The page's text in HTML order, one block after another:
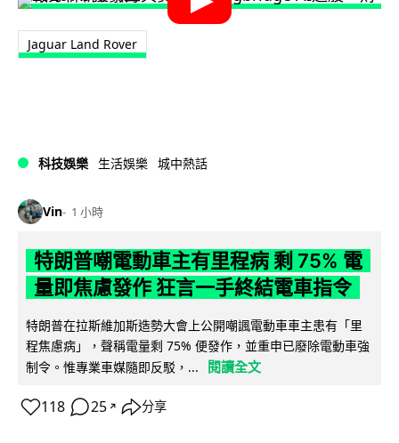
Jaguar Land Rover
科技娛樂 生活娛樂 城中熱話
Vin 1 小時
特朗普嘲電動車主有里程病 剩 75% 電
量即焦慮發作 狂言一手終結電車指令
特朗普在拉斯維加斯造勢大會上公開嘲諷電動車車主患有「里
程焦慮病」，聲稱電量剩 75% 便發作，並重申已廢除電動車強
制令。惟專業車媒隨即反駁，...
閱讀全文
118 25 ↗ 分享